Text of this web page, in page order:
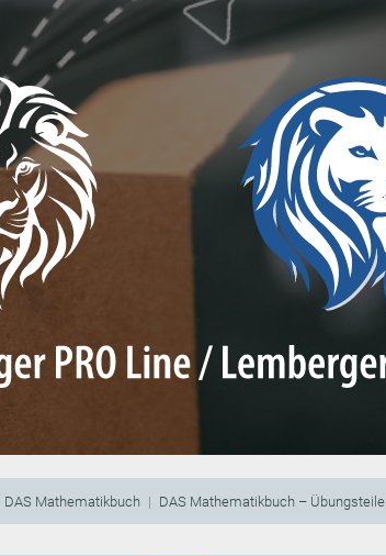
DAS Mathematikbuch DAS Mathematikbuch –